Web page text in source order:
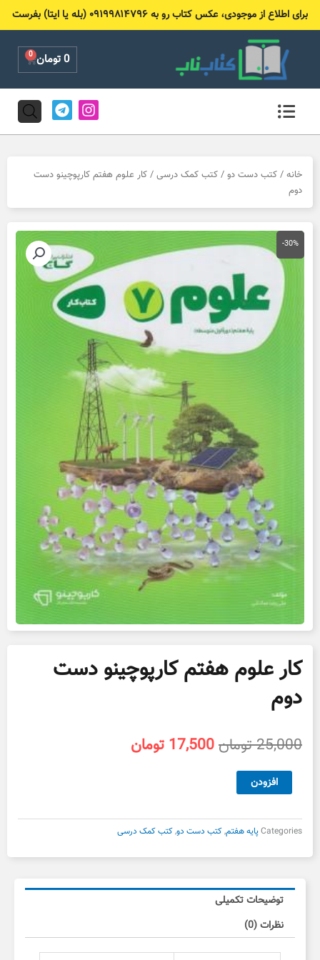
برای اطلاع از موجودی، عکس کتاب رو به ۰۹۱۹۹۸۱۴۷۹۶ (بله یا ایتا) بفرست
0تومان 0
Cart
I
n
s
g
a
T
e
l
r
m
خانه / کتب دست دو / کتب کمک درسی / کار علوم هفتم کارپوچینو دست
دوم
-30%
کار علوم هفتم کارپوچینو دست
دوم
25,000تومانقیمت
17,500 تومان
علوم
کارپوچینو
دست
دوم
افزودن
Categoriesپایه هفتم,کتب دست دو,کتب کمک درسی
توضیحات تکمیلی
نظرات (0)